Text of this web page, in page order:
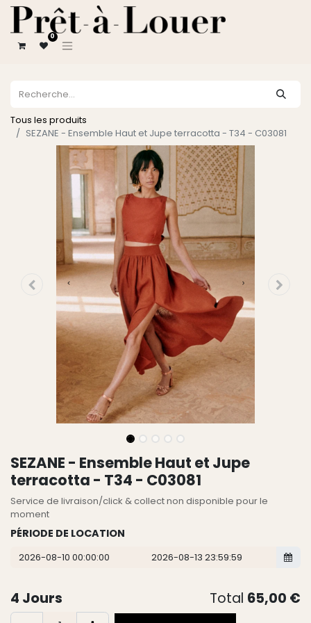
0
Tous les produits
SEZANE - Ensemble Haut et Jupe terracotta - T34 - C03081
SEZANE - Ensemble Haut et Jupe
terracotta - T34 - C03081
Service de livraison/click & collect non disponible pour le
moment
PÉRIODE DE LOCATION
4 Jours Total 65,00 €